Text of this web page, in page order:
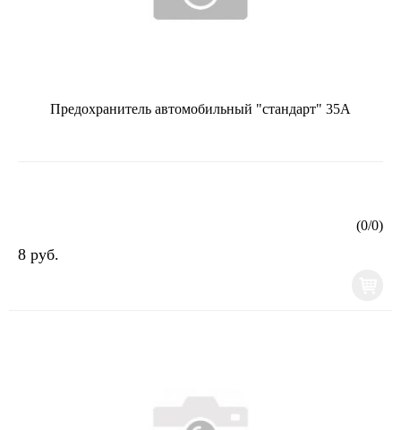
Предохранитель автомобильный "стандарт" 35А
(0/0)
8 руб.